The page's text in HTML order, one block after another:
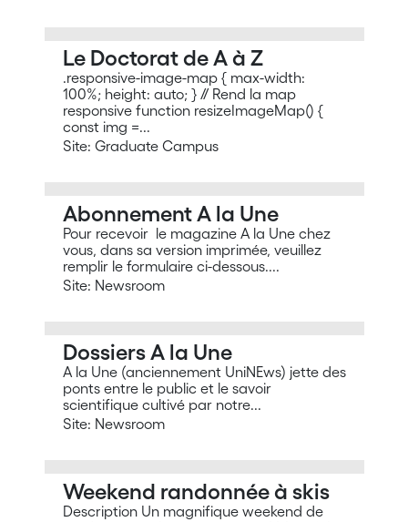
Le Doctorat de A à Z
.responsive-image-map { max-width:
100%; height: auto; } // Rend la map
responsive function resizeImageMap() {
const img =...
Site: Graduate Campus
Abonnement A la Une
Pour recevoir le magazine A la Une chez
vous, dans sa version imprimée, veuillez
remplir le formulaire ci-dessous....
Site: Newsroom
Dossiers A la Une
A la Une (anciennement UniNEws) jette des
ponts entre le public et le savoir
scientifique cultivé par notre...
Site: Newsroom
Weekend randonnée à skis
Description Un magnifique weekend de